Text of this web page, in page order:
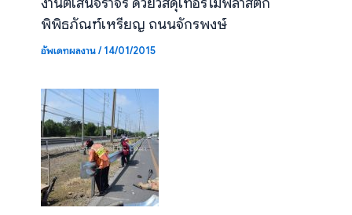
พิพิธภัณฑ์เหรียญ ถนนจักรพงษ์
อัพเดทผลงาน/14/01/2015